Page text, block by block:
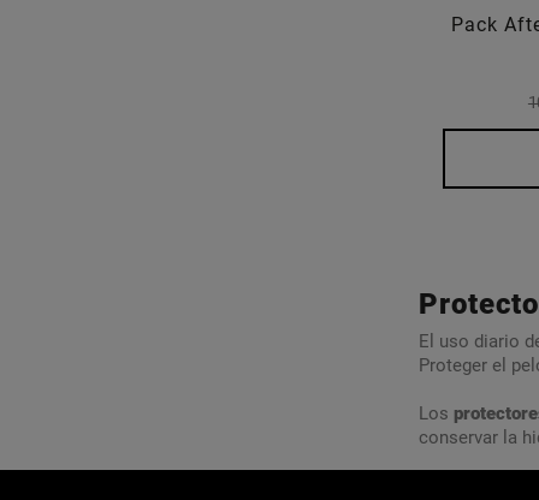
Pack
El uso diario
Proteger el
Los
conservar la